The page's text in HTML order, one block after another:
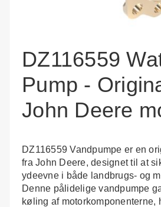
DZ116559
Pump -
John Deere
DZ116559 Vandpumpe er en
fra John Deere, designet til at
ydeevne i både landbrugs- og
Denne pålidelige vandpumpe
køling af